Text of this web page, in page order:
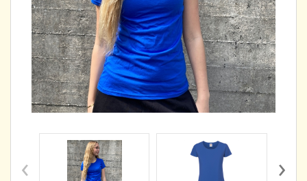
‹ ›